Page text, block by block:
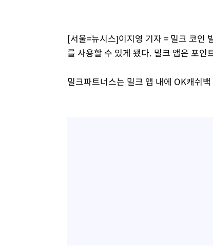
[서울=뉴시스]이지영 기자 = 밀크 코인
를 사용할 수 있게 됐다. 밀크 앱은 포인
밀크파트너스는 밀크 앱 내에 OK캐쉬